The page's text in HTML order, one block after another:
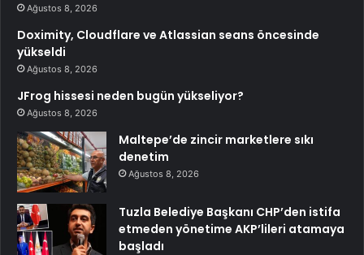
Ağustos 8, 2026
Doximity, Cloudflare ve Atlassian seans öncesinde
yükseldi
Ağustos 8, 2026
JFrog hissesi neden bugün yükseliyor?
Ağustos 8, 2026
Maltepe’de zincir marketlere sıkı
denetim
Ağustos 8, 2026
Tuzla Belediye Başkanı CHP’den istifa
etmeden yönetime AKP’lileri atamaya
başladı